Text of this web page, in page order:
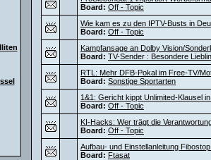
Board: Off - Topic
Wie kam es zu den IPTV-Busts in
Board: Off - Topic
Kampfansage an Dolby Vision/
Board: TV-Sender : Besondere
RTL: Mehr DFB-Pokal im Free-TV/
Board: Sonstige Sportarten
1&1: Gericht kippt Unlimited-Klausel
Board: Off - Topic
KI-Hacks: Wer trägt die
Board: Off - Topic
Aufbau- und Einstellanleitung
Board: Ftasat